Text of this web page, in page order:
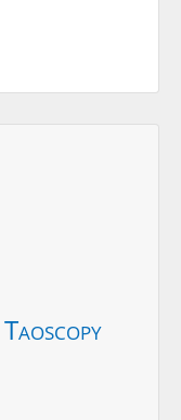
Taoscopy